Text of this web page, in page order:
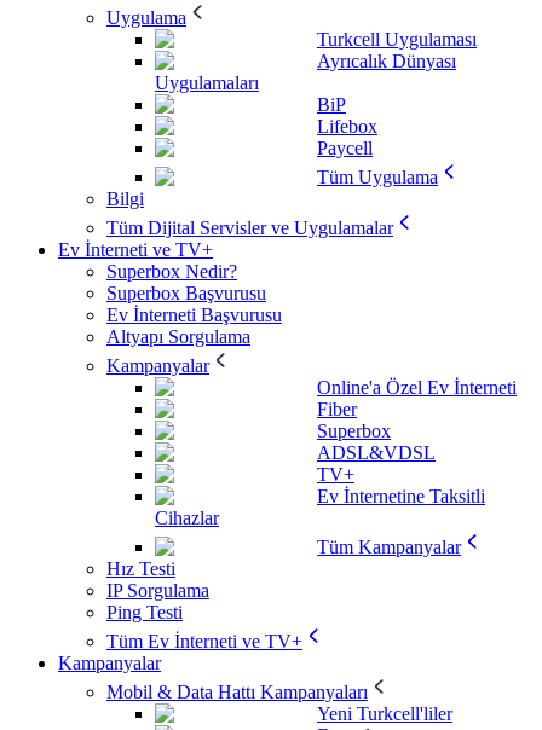
Uygulama
Turkcell Uygulaması
Ayrıcalık Dünyası
Uygulamaları
BiP
Lifebox
Paycell
Tüm Uygulama
Bilgi
Tüm Dijital Servisler ve Uygulamalar
Ev İnterneti ve TV+
Superbox Nedir?
Superbox Başvurusu
Ev İnterneti Başvurusu
Altyapı Sorgulama
Kampanyalar
Online'a Özel Ev İnterneti
Fiber
Superbox
ADSL&VDSL
TV+
Ev İnternetine Taksitli
Cihazlar
Tüm Kampanyalar
Hız Testi
IP Sorgulama
Ping Testi
Tüm Ev İnterneti ve TV+
Kampanyalar
Mobil & Data Hattı Kampanyaları
Yeni Turkcell'liler